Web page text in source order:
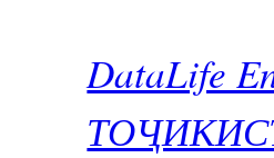
DataLife